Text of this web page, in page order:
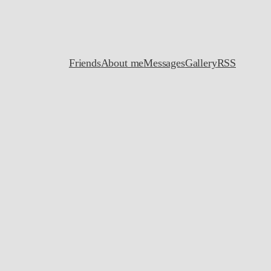
FriendsAbout meMessagesGalleryRSS